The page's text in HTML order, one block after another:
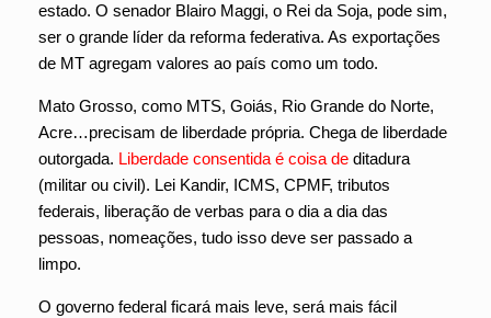
estado. O senador Blairo Maggi, o Rei da Soja, pode sim,
ser o grande líder da reforma federativa. As exportações
de MT agregam valores ao país como um todo.
Mato Grosso, como MTS, Goiás, Rio Grande do Norte,
Acre…precisam de liberdade própria. Chega de liberdade
outorgada. Liberdade consentida é coisa de ditadura
(militar ou civil). Lei Kandir, ICMS, CPMF, tributos
federais, liberação de verbas para o dia a dia das
pessoas, nomeações, tudo isso deve ser passado a
limpo.
O governo federal ficará mais leve, será mais fácil